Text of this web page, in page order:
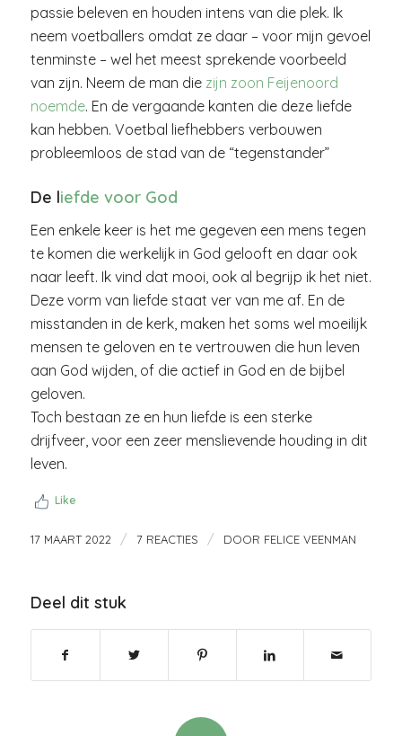
passie beleven en houden intens van die plek. Ik
neem voetballers omdat ze daar – voor mijn gevoel
tenminste – wel het meest sprekende voorbeeld
van zijn. Neem de man die zijn zoon Feijenoord
noemde. En de vergaande kanten die deze liefde
kan hebben. Voetbal liefhebbers verbouwen
probleemloos de stad van de “tegenstander”
De liefde voor God
Een enkele keer is het me gegeven een mens tegen
te komen die werkelijk in God gelooft en daar ook
naar leeft. Ik vind dat mooi, ook al begrijp ik het niet.
Deze vorm van liefde staat ver van me af. En de
misstanden in de kerk, maken het soms wel moeilijk
mensen te geloven en te vertrouwen die hun leven
aan God wijden, of die actief in God en de bijbel
geloven.
Toch bestaan ze en hun liefde is een sterke
drijfveer, voor een zeer menslievende houding in dit
leven.
Like
17 MAART 2022 / 7 REACTIES / DOOR FELICE VEENMAN
Deel dit stuk